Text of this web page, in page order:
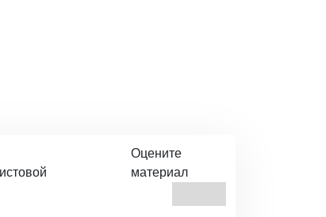
Оцените
материал